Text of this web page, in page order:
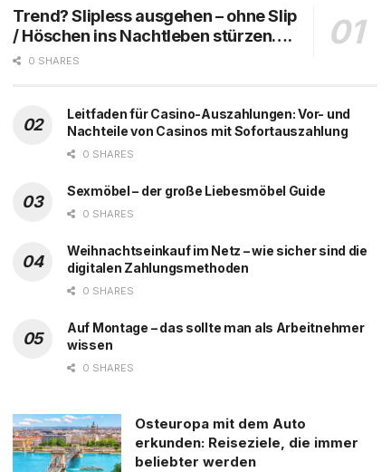
Trend? Slipless ausgehen – ohne Slip
/ Höschen ins Nachtleben stürzen….
0 SHARES
Leitfaden für Casino-Auszahlungen: Vor- und
Nachteile von Casinos mit Sofortauszahlung
0 SHARES
Sexmöbel – der große Liebesmöbel Guide
0 SHARES
Weihnachtseinkauf im Netz – wie sicher sind die
digitalen Zahlungsmethoden
0 SHARES
Auf Montage – das sollte man als Arbeitnehmer
wissen
0 SHARES
Osteuropa mit dem Auto
erkunden: Reiseziele, die immer
beliebter werden